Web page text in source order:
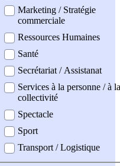
Marketing / Stratégie
commerciale
Ressources Humaines
Santé
Secrétariat / Assistanat
Services à la personne / à la
collectivité
Spectacle
Sport
Transport / Logistique